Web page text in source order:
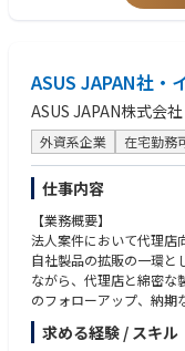
ASUS JAPAN社・
ASUS JAPAN株式会社
外資系企業 在宅勤務
仕事内容
【業務概要】
法人案件において代理店
自社製品の拡販の一環と
ながら、代理店と綿密な
のフォローアップ、納期
との関係維持だけではな
及びフォローアップの業
求める経験 / スキル